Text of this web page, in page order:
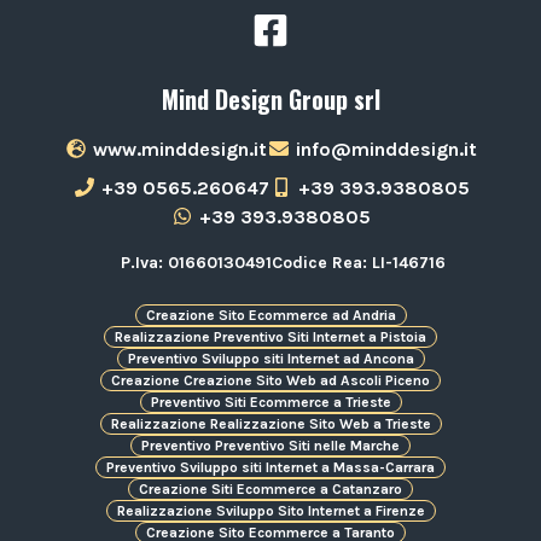
Mind Design Group srl
www.minddesign.it
info@minddesign.it
+39 0565.260647
+39 393.9380805
+39 393.9380805
P.Iva: 01660130491Codice Rea: LI-146716
Creazione Sito Ecommerce ad Andria
Realizzazione Preventivo Siti Internet a Pistoia
Preventivo Sviluppo siti Internet ad Ancona
Creazione Creazione Sito Web ad Ascoli Piceno
Preventivo Siti Ecommerce a Trieste
Realizzazione Realizzazione Sito Web a Trieste
Preventivo Preventivo Siti nelle Marche
Preventivo Sviluppo siti Internet a Massa-Carrara
Creazione Siti Ecommerce a Catanzaro
Realizzazione Sviluppo Sito Internet a Firenze
Creazione Sito Ecommerce a Taranto